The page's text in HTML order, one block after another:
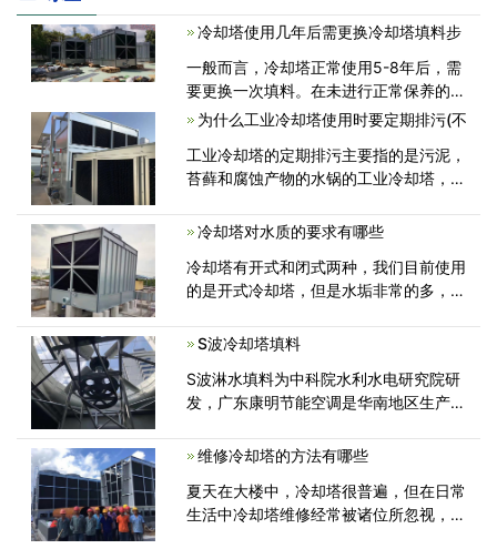
冷却塔使用几年后需更换冷却塔填料步
一般而言，冷却塔正常使用5-8年后，需
要更换一次填料。在未进行正常保养的情
况下，2-3年就须更换一次填料。如果出
换。冷却塔填料更换步骤接单介绍...<
为什么工业冷却塔使用时要定期排污(不
工业冷却塔的定期排污主要指的是污泥，
苔藓和腐蚀产物的水锅的工业冷却塔，减
流动水浊度率和加强工业冷却塔的制冷效
冷却塔对水质的要求有哪些
冷却塔有开式和闭式两种，我们目前使用
的是开式冷却塔，但是水垢非常的多，并
散热也没有以前好了，在夏天高温的时
才行，那<
S波冷却塔填料
S波淋水填料为中科院水利水电研究院研
发，广东康明节能空调是华南地区生产制
设计原则，同时增加水膜截流的次数，使
维修冷却塔的方法有哪些
夏天在大楼中，冷却塔很普遍，但在日常
生活中冷却塔维修经常被诸位所忽视，但